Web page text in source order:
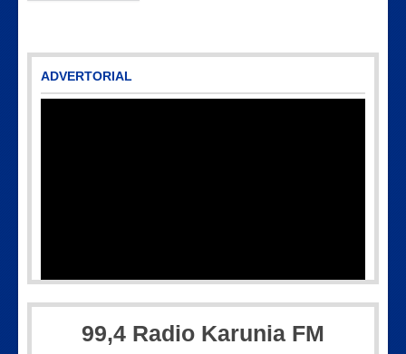
ADVERTORIAL
99,4 Radio Karunia FM